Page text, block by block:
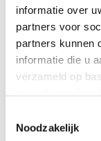
informatie over
partners voor
partners kunnen
informatie die u
verzameld op
Noodzakelijk